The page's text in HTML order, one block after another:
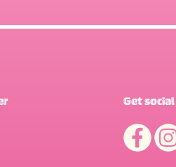
Get social